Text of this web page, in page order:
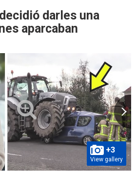
darles una
aparcaban
+3
View gallery